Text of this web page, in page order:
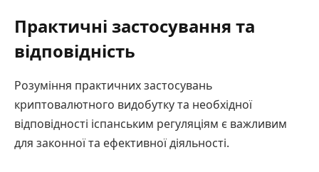
Практичні застосування та
відповідність
Розуміння практичних застосувань
криптовалютного видобутку та необхідної
відповідності іспанським регуляціям є важливим
для законної та ефективної діяльності.